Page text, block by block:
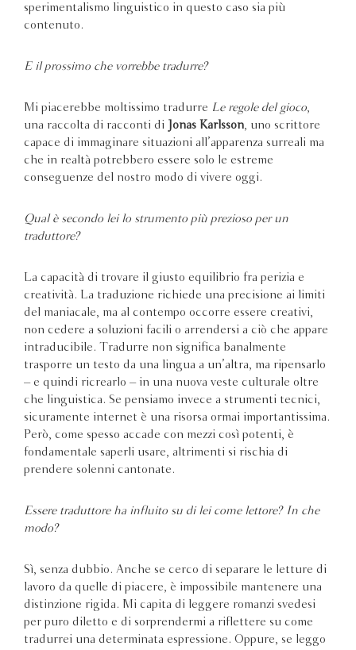
sperimentalismo linguistico in questo caso sia più
contenuto.
E il prossimo che vorrebbe tradurre?
Mi piacerebbe moltissimo tradurre Le regole del gioco
una raccolta di racconti di
Jonas Karlsson , uno scrittore
capace di immaginare situazioni all’apparenza surreali ma
che in realtà potrebbero essere solo le estreme
conseguenze del nostro modo di vivere oggi.
Qual è secondo lei lo strumento più prezioso per un
traduttore?
La capacità di trovare il giusto equilibrio fra perizia e
creatività. La traduzione richiede una precisione ai limiti
del maniacale, ma al contempo occorre essere creativi,
non cedere a soluzioni facili o arrendersi a ciò che appare
intraducibile. Tradurre non significa banalmente
trasporre un testo da una lingua a un’altra, ma ripensarlo
– e quindi ricrearlo – in una nuova veste culturale oltre
che linguistica. Se pensiamo invece a strumenti tecnici,
sicuramente internet è una risorsa ormai importantissima.
Però, come spesso accade con mezzi così potenti, è
fondamentale saperli usare, altrimenti si rischia di
prendere solenni cantonate.
Essere traduttore ha influito su di lei come lettore? In che
modo?
Sì, senza dubbio. Anche se cerco di separare le letture di
lavoro da quelle di piacere, è impossibile mantenere una
distinzione rigida. Mi capita di leggere romanzi svedesi
per puro diletto e di sorprendermi a riflettere su come
tradurrei una determinata espressione. Oppure, se leggo